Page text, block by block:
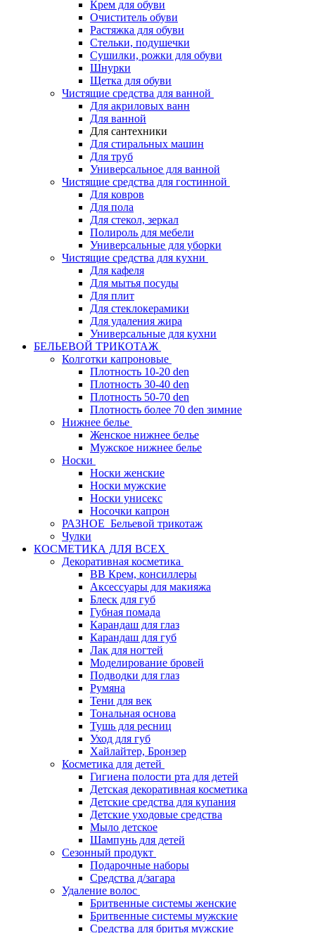
Крем для обуви
Очиститель обуви
Растяжка для обуви
Стельки, подушечки
Сушилки, рожки для обуви
Шнурки
Щетка для обуви
Чистящие средства для ванной
Для акриловых ванн
Для ванной
Для сантехники
Для стиральных машин
Для труб
Универсальное для ванной
Чистящие средства для гостинной
Для ковров
Для пола
Для стекол, зеркал
Полироль для мебели
Универсальные для уборки
Чистящие средства для кухни
Для кафеля
Для мытья посуды
Для плит
Для стеклокерамики
Для удаления жира
Универсальные для кухни
БЕЛЬЕВОЙ ТРИКОТАЖ
Колготки капроновые
Плотность 10-20 den
Плотность 30-40 den
Плотность 50-70 den
Плотность более 70 den зимние
Нижнее белье
Женское нижнее белье
Мужское нижнее белье
Носки
Носки женские
Носки мужские
Носки унисекс
Носочки капрон
РАЗНОЕ_Бельевой трикотаж
Чулки
КОСМЕТИКА ДЛЯ ВСЕХ
Декоративная косметика
BB Крем, консиллеры
Аксессуары для макияжа
Блеск для губ
Губная помада
Карандаш для глаз
Карандаш для губ
Лак для ногтей
Моделирование бровей
Подводки для глаз
Румяна
Тени для век
Тональная основа
Тушь для ресниц
Уход для губ
Хайлайтер, Бронзер
Косметика для детей
Гигиена полости рта для детей
Детская декоративная косметика
Детские средства для купания
Детские уходовые средства
Мыло детское
Шампунь для детей
Сезонный продукт
Подарочные наборы
Средства д/загара
Удаление волос
Бритвенные системы женские
Бритвенные системы мужские
Средства для бритья мужские